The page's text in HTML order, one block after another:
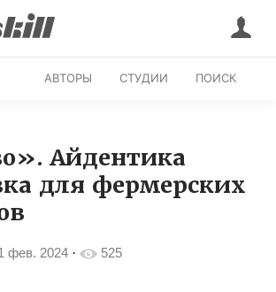
АВТОРЫ СТУДИИ ПОИСК
Айдентика
для фермерских
фев. 2024 · 525